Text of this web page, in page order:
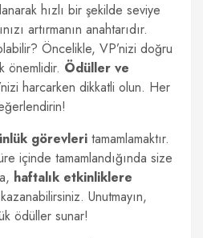
hızlı bir şekilde seviye
artırmanın anahtarıdır.
Öncelikle, VP’nizi doğru
önemlidir. Ödüller ve
harcarken dikkatli olun. Her
görevleri tamamlamaktır.
içinde tamamlandığında size
haftalık etkinliklere
Unutmayın,
ödüller sunar!